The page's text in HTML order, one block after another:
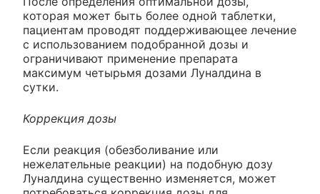
которая может быть более одной таблетки,
пациентам проводят поддерживающее лечение
с использованием подобранной дозы и
ограничивают применение препарата
максимум четырьмя дозами Луналдина в
сутки.
Коррекция дозы
Если реакция (обезболивание или
нежелательные реакции) на подобную дозу
Луналдина существенно изменяется, может